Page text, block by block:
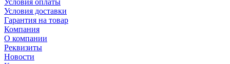
Условия оплаты
Условия доставки
Гарантия на товар
Компания
О компании
Реквизиты
Новости